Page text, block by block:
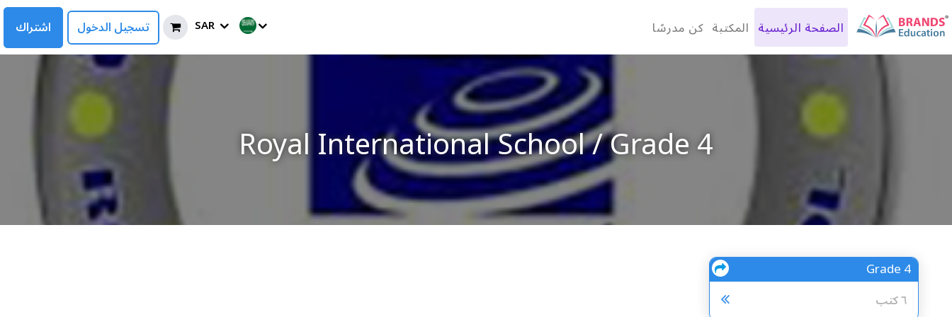
الصفحة الرئيسية المكتبة كن مدرسًا SAR تسجيل الدخول اشتراك
Royal International School / Grade 4
مشاركة
Grade 4
٦ كتب